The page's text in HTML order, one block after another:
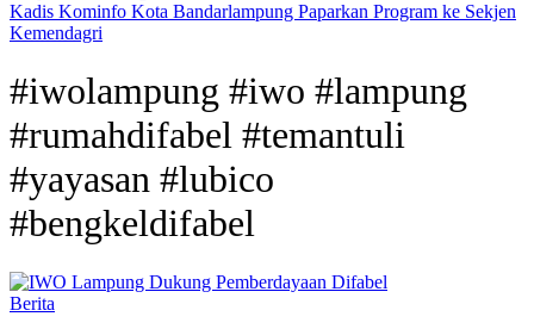
Kadis Kominfo Kota Bandarlampung Paparkan Program ke Sekjen
Kemendagri
#iwolampung #iwo #lampung
#rumahdifabel #temantuli
#yayasan #lubico
#bengkeldifabel
Berita